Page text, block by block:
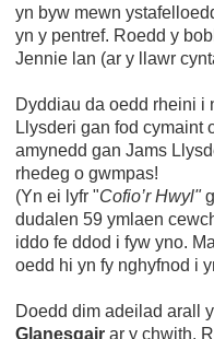
yn byw mewn
yn y pentref. Roedd y
Jennie lan (ar y llawr
Dyddiau da oedd rheini i
Llysderi gan fod cymaint
amynedd gan Jams
rhedeg o gwmpas!
(Yn ei lyfr "Cofio’r Hwyl"
dudalen 59 ymlaen
iddo fe ddod i fyw yno.
oedd hi yn fy nghyfnod i
Doedd dim adeilad arall
Glanesgair ar y chwith.